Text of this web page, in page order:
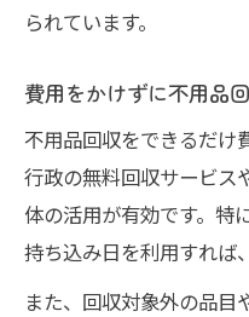
られています。
費用をかけずに不用品
不用品回収をできるだけ
行政の無料回収サービス
体の活用が有効です。特
持ち込み日を利用すれば
また、回収対象外の品目